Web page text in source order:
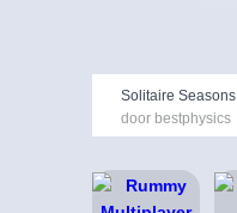
Solitaire Seasons
door bestphysics